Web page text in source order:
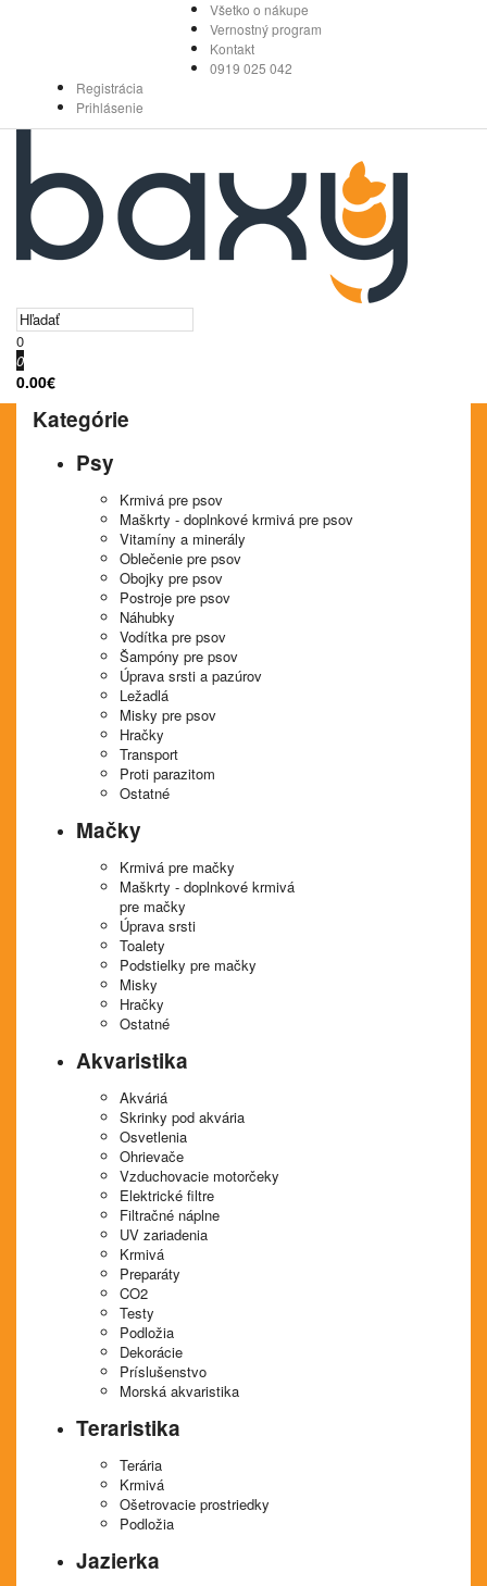
Všetko o nákupe
Vernostný program
Kontakt
0919 025 042
Registrácia
Prihlásenie
0
0
0.00€
Kategórie
Psy
Krmivá pre psov
Maškrty - doplnkové krmivá pre psov
Vitamíny a minerály
Oblečenie pre psov
Obojky pre psov
Postroje pre psov
Náhubky
Vodítka pre psov
Šampóny pre psov
Úprava srsti a pazúrov
Ležadlá
Misky pre psov
Hračky
Transport
Proti parazitom
Ostatné
Mačky
Krmivá pre mačky
Maškrty - doplnkové krmivá
pre mačky
Úprava srsti
Toalety
Podstielky pre mačky
Misky
Hračky
Ostatné
Akvaristika
Akváriá
Skrinky pod akvária
Osvetlenia
Ohrievače
Vzduchovacie motorčeky
Elektrické filtre
Filtračné náplne
UV zariadenia
Krmivá
Preparáty
CO2
Testy
Podložia
Dekorácie
Príslušenstvo
Morská akvaristika
Teraristika
Terária
Krmivá
Ošetrovacie prostriedky
Podložia
Jazierka